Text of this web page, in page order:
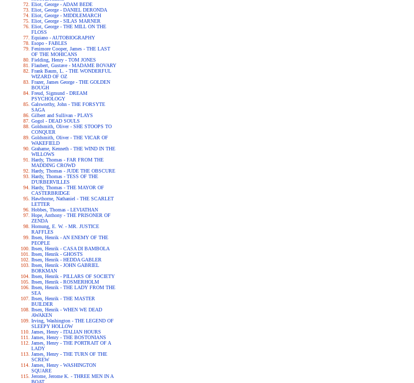
Eliot, George - ADAM BEDE
Eliot, George - DANIEL DERONDA
Eliot, George - MIDDLEMARCH
Eliot, George - SILAS MARNER
Eliot, George - THE MILL ON THE
FLOSS
Equiano - AUTOBIOGRAPHY
Esopo - FABLES
Fenimore Cooper, James - THE LAST
OF THE MOHICANS
Fielding, Henry - TOM JONES
Flaubert, Gustave - MADAME BOVARY
Frank Baum, L. - THE WONDERFUL
WIZARD OF OZ
Frazer, James George - THE GOLDEN
BOUGH
Freud, Sigmund - DREAM
PSYCHOLOGY
Galsworthy, John - THE FORSYTE
SAGA
Gilbert and Sullivan - PLAYS
Gogol - DEAD SOULS
Goldsmith, Oliver - SHE STOOPS TO
CONQUER
Goldsmith, Oliver - THE VICAR OF
WAKEFIELD
Grahame, Kenneth - THE WIND IN THE
WILLOWS
Hardy, Thomas - FAR FROM THE
MADDING CROWD
Hardy, Thomas - JUDE THE OBSCURE
Hardy, Thomas - TESS OF THE
D'URBERVILLES
Hardy, Thomas - THE MAYOR OF
CASTERBRIDGE
Hawthorne, Nathaniel - THE SCARLET
LETTER
Hobbes, Thomas - LEVIATHAN
Hope, Anthony - THE PRISONER OF
ZENDA
Hornung, E. W. - MR. JUSTICE
RAFFLES
Ibsen, Henrik - AN ENEMY OF THE
PEOPLE
Ibsen, Henrik - CASA DI BAMBOLA
Ibsen, Henrik - GHOSTS
Ibsen, Henrik - HEDDA GABLER
Ibsen, Henrik - JOHN GABRIEL
BORKMAN
Ibsen, Henrik - PILLARS OF SOCIETY
Ibsen, Henrik - ROSMERHOLM
Ibsen, Henrik - THE LADY FROM THE
SEA
Ibsen, Henrik - THE MASTER
BUILDER
Ibsen, Henrik - WHEN WE DEAD
AWAKEN
Irving, Washington - THE LEGEND OF
SLEEPY HOLLOW
James, Henry - ITALIAN HOURS
James, Henry - THE BOSTONIANS
James, Henry - THE PORTRAIT OF A
LADY
James, Henry - THE TURN OF THE
SCREW
James, Henry - WASHINGTON
SQUARE
Jerome, Jerome K. - THREE MEN IN A
BOAT